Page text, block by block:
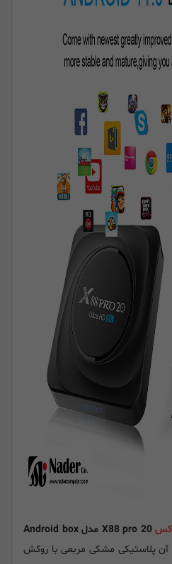
X88 pro 20 مدل Android box
پلاستیکی مشکی مربعی با روکش